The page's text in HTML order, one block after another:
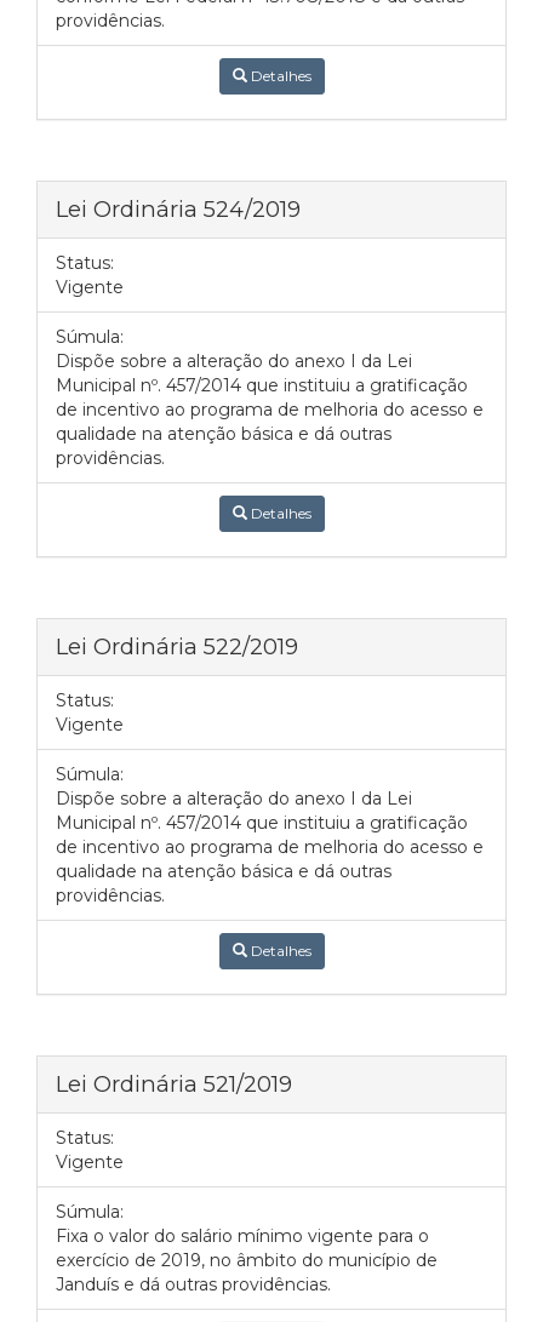
providências.
Detalhes
Lei Ordinária 524/2019
Status:
Vigente
Súmula:
Dispõe sobre a alteração do anexo I da Lei
Municipal nº. 457/2014 que instituiu a gratificação
de incentivo ao programa de melhoria do acesso e
qualidade na atenção básica e dá outras
providências.
Detalhes
Lei Ordinária 522/2019
Status:
Vigente
Súmula:
Dispõe sobre a alteração do anexo I da Lei
Municipal nº. 457/2014 que instituiu a gratificação
de incentivo ao programa de melhoria do acesso e
qualidade na atenção básica e dá outras
providências.
Detalhes
Lei Ordinária 521/2019
Status:
Vigente
Súmula:
Fixa o valor do salário mínimo vigente para o
exercício de 2019, no âmbito do município de
Janduís e dá outras providências.